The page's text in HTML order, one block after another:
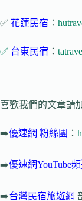
✅ 花蓮民宿 ：
✅ 台東民宿 ：
喜歡我們的文章請
➡️優速網 粉絲團 ：
➡️優速網YouTube
➡️台灣民宿旅遊網